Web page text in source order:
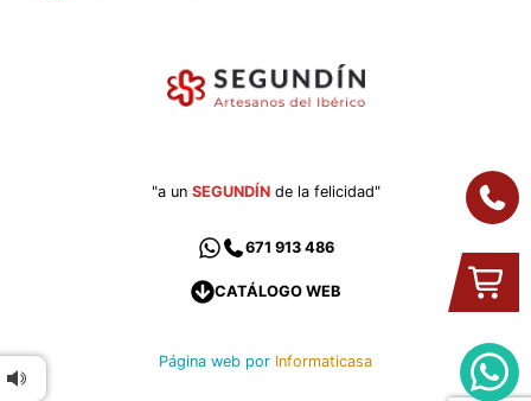
"a un SEGUNDÍNde la felicidad"
671 913 486
CATÁLOGO WEB
Página web por Informaticasa